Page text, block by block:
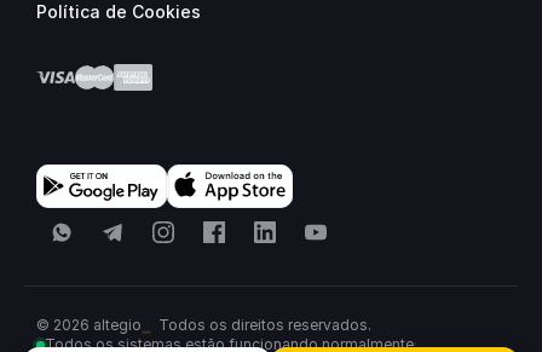
Política de Cookies
WhatsAppTelegramInstagramFacebookLinkedInYouTube
© 2026 altegio
Todos os direitos reservados.
Todos os sistemas estão funcionando normalmente·